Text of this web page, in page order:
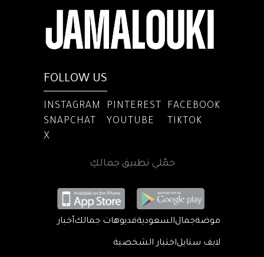
FOLLOW US
INSTAGRAM PINTEREST
FACEBOOK
SNAPCHAT
YOUTUBE
TIKTOK
X
حمّلي تطبيق جمالكِ
موضةجمالالسعوديةفديوهات جمالكأخبار
لايف ستايلاختبار الشخصية